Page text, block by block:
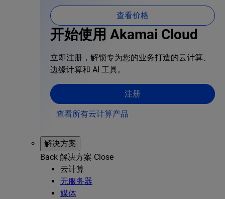
查看价格
开始使用 Akamai Cloud
立即注册，解锁专为您的业务打造的云计算、
边缘计算和 AI 工具。
注册
查看所有云计算产品
解决方案
Back 解决方案 Close
云计算
无服务器
媒体